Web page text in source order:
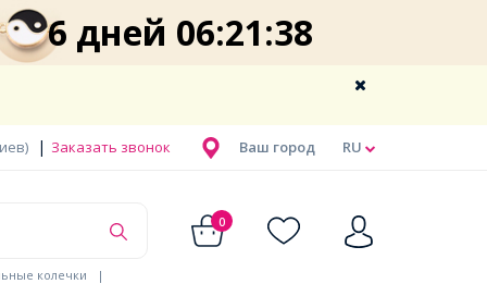
6 дней 06:21:37
RU
Ваш город
| Заказать звонок
0
колечки
|